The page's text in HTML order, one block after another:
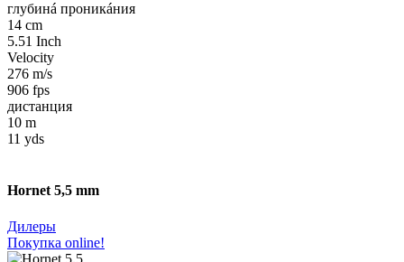
глубинá проникáния
14 cm
5.51 Inch
Velocity
276 m/s
906 fps
дистанция
10 m
11 yds
Hornet 5,5 mm
Дилеры
Покупка online!